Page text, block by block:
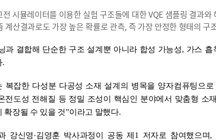
시뮬레이터를 이용한 실험 구조들에 대한 VQE 샘플링 결과와
계산결과로도 가장 높은 확률로 관측, 즉 가장 안정한 형태의 구
과 결합해 단순한 구조 설계뿐 아니라 합성 가능성, 가스 흡
.
복잡한 다성분 다공성 소재 설계의 병목을 양자컴퓨팅으로
전도성 전해질 등 정밀 조성이 핵심인 분야에서 맞춤형 소
확장될 수 있을 것”이라고 말했다.
강신영·김영훈 박사과정이 공동 제 1 저자로 참여했으며,